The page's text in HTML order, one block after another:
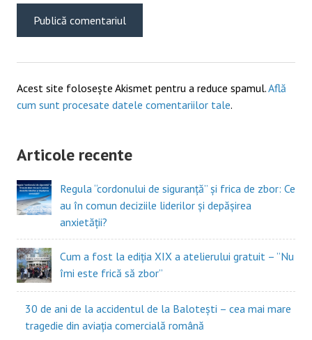
Acest site folosește Akismet pentru a reduce spamul.Află
cum sunt procesate datele comentariilor tale.
Articole recente
Regula “cordonului de siguranță” și frica de zbor: Ce
au în comun deciziile liderilor și depășirea
anxietății?
Cum a fost la ediția XIX a atelierului gratuit – ”Nu
îmi este frică să zbor”
30 de ani de la accidentul de la Balotești – cea mai mare
tragedie din aviația comercială română